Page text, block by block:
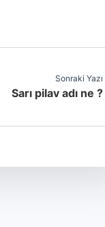
Sonraki Yazı
Sarı pilav adı ne ?